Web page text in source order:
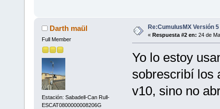
Darth maül
Full Member
Estación: Sabadell-Can Rull-
ESCAT0800000008206G
Re:CumulusMX Versión 5
« Respuesta #2 en: 24 de
Yo lo estoy
sobrescribí los
v10, sino no